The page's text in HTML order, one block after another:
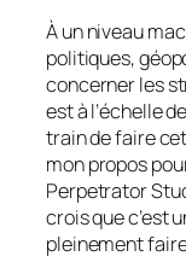
À un niveau
politiques,
concerner les
est à l’échelle
train de faire
mon propos
Perpetrator
crois que c’est
pleinement